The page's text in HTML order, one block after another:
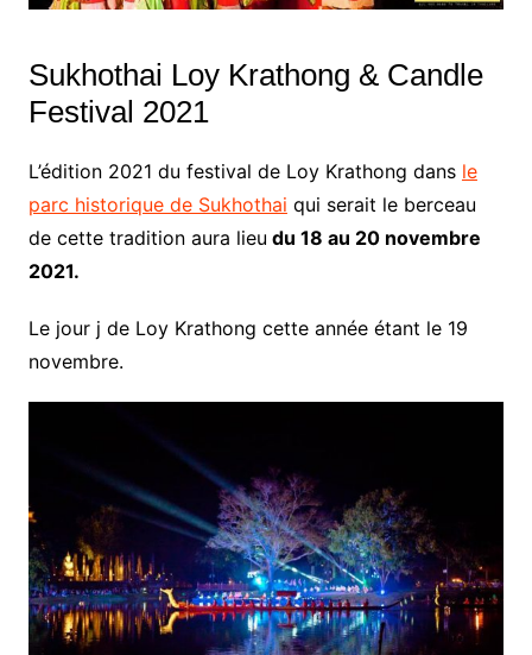
Sukhothai Loy Krathong & Candle
Festival 2021
L’édition 2021 du festival de Loy Krathong dans le
parc historique de Sukhothai qui serait le berceau
de cette tradition aura lieu du 18 au 20 novembre
2021.
Le jour j de Loy Krathong cette année étant le 19
novembre.